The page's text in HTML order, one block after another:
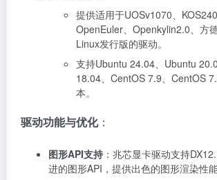
提供适用于UOSv1070、
OpenEuler、Openkylin2.0、方
Linux发行版的驱动。
支持Ubuntu 24.04、Ubuntu
18.04、CentOS 7.9、CentOS
本。
驱动功能与优化：
图形API支持 ：兆芯显卡驱动支持
进的图形API，提供出色的图形渲染性能